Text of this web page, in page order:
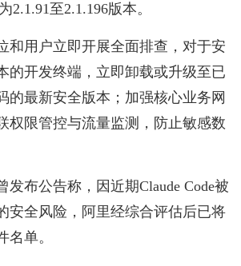
2.1.91至2.1.196版本。
和用户立即开展全面排查，对于安
的开发终端，立即卸载或升级至已
的最新安全版本；加强核心业务网
权限管控与流量监测，防止敏感数
发布公告称，因近期Claude Code被
安全风险，阿里经综合评估后已将
名单。